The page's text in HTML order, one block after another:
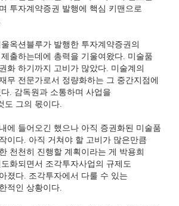
투자계약증권 발행에 핵심 키맨으로
옥션블루가 발행한 투자계약증권의
출하는데에 총력을 기울여왔다. 미술품
화 하기까지 고비가 많았다. 미술계의
무 전문가로서 정량화하는 그 중간지점에
. 감독원과 소통하며 사업을
도 그의 몫이다.
에 들어오긴 했으나 아직 증권화된 미술품
이다. 아직 거쳐야 할 고비가 많은만큼
천천히 진행할 계획이라는 게 박용희
화되면서 조각투자사업의 규제도
졌다. 조각투자에서 다룰 수 있는
적인 상황이다.